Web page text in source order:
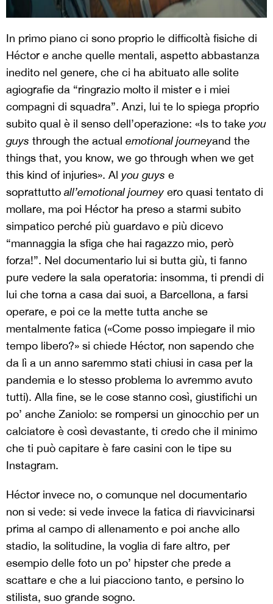
In primo piano ci sono proprio le difficoltà fisiche di
Héctor e anche quelle mentali, aspetto abbastanza
inedito nel genere, che ci ha abituato alle solite
agiografie da “ringrazio molto il mister e i miei
compagni di squadra”. Anzi, lui te lo spiega proprio
subito qual è il senso dell’operazione: «Is to take you
guys through the actual emotional journeyand the
things that, you know, we go through when we get
this kind of injuries». Al you guys e
soprattuttoall’emotional journey ero quasi tentato di
mollare, ma poi Héctor ha preso a starmi subito
simpatico perché più guardavo e più dicevo
“mannaggia la sfiga che hai ragazzo mio, però
forza!”. Nel documentario lui si butta giù, ti fanno
pure vedere la sala operatoria: insomma, ti prendi di
lui che torna a casa dai suoi, a Barcellona, a farsi
operare, e poi ce la mette tutta anche se
mentalmente fatica («Come posso impiegare il mio
tempo libero?» si chiede Héctor, non sapendo che
da lì a un anno saremmo stati chiusi in casa per la
pandemia e lo stesso problema lo avremmo avuto
tutti). Alla fine, se le cose stanno così, giustifichi un
po’ anche Zaniolo: se rompersi un ginocchio per un
calciatore è così devastante, ti credo che il minimo
che ti può capitare è fare casini con le tipe su
Instagram.
Héctor invece no, o comunque nel documentario
non si vede: si vede invece la fatica di riavvicinarsi
prima al campo di allenamento e poi anche allo
stadio, la solitudine, la voglia di fare altro, per
esempio delle foto un po’ hipster che prede a
scattare e che a lui piacciono tanto, e persino lo
stilista, suo grande sogno.